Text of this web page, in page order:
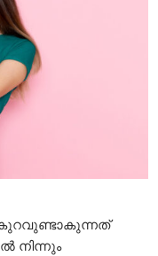
കുറവുണ്ടാകുന്നത്
നിന്നും